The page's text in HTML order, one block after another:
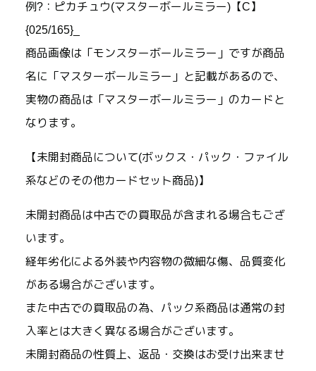
例?：ピカチュウ(マスターボールミラー)【C】
{025/165}_
商品画像は「モンスターボールミラー」ですが商品
名に「マスターボールミラー」と記載があるので、
実物の商品は「マスターボールミラー」のカードと
なります。
【未開封商品について(ボックス・パック・ファイル
系などのその他カードセット商品)】
未開封商品は中古での買取品が含まれる場合もござ
います。
経年劣化による外装や内容物の微細な傷、品質変化
がある場合がございます。
また中古での買取品の為、パック系商品は通常の封
入率とは大きく異なる場合がございます。
未開封商品の性質上、返品・交換はお受け出来ませ